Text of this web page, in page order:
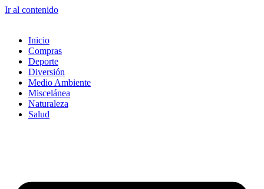
Ir al contenido
Inicio
Compras
Deporte
Diversión
Medio Ambiente
Miscelánea
Naturaleza
Salud